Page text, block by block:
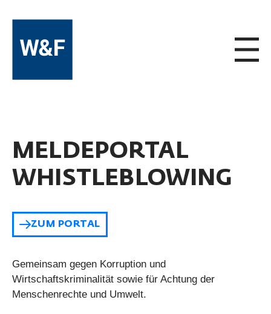
ZUM INHALT SPRINGEN
MELDEPORTAL
WHISTLEBLOWING
ZUM PORTAL
Gemeinsam gegen Korruption und
Wirtschaftskriminalität sowie für Achtung der
Menschenrechte und Umwelt.